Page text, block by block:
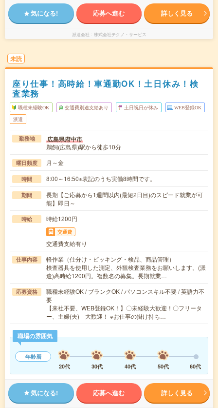
気になる! 応募へ進む 詳しく見る
派遣会社 株式会社テクノ・サービス
未読
座り仕事！高時給！車通勤OK！土日休み！検
査業務
職種未経験OK 交通費別途支給あり 土日祝日が休み WEB登録OK
派遣
勤務地 広島県府中市
鵜飼(広島県)駅から徒歩10分
曜日頻度 月～金
時間 8:00～16:50※表記のうち実働8時間です。
期間
長期【ご応募から1週間以内(最短2日目)のスピード就業が可
能】即日～
時給 時給1200円
交通費
交通費支給有り
仕事内容
軽作業（仕分け・ピッキング・検品、商品管理）
検査器具を使用した測定、外観検査業務をお願いします。(派
遣)高時給1200円。複数名の募集。長期就業…
応募資格
職種未経験OK / ブランクOK / パソコンスキル不要 / 英語力不
要
【来社不要、WEB登録OK！】〇未経験大歓迎！〇フリータ
ー、主婦(夫) 大歓迎！ ※お仕事の掛け持ち…
職場の雰囲気
年齢層
20代
30代 40代 50代 60代
気になる! 応募へ進む 詳しく見る